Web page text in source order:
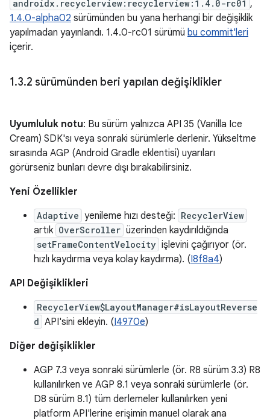
androidx.recyclerview:recyclerview:1.4.0-rc01 ,
1.4.0-alpha02 sürümünden bu yana herhangi bir değişiklik
yapılmadan yayınlandı. 1.4.0-rc01 sürümü bu commit'leri
içerir.
1.3.2 sürümünden beri yapılan değişiklikler
Uyumluluk notu: Bu sürüm yalnızca API 35 (Vanilla Ice
Cream) SDK'sı veya sonraki sürümlerle derlenir. Yükseltme
sırasında AGP (Android Gradle eklentisi) uyarıları
görürseniz bunları devre dışı bırakabilirsiniz.
Yeni Özellikler
Adaptive yenileme hızı desteği: RecyclerView
artık OverScroller üzerinden kaydırıldığında
setFrameContentVelocity işlevini çağırıyor (ör.
hızlı kaydırma veya kolay kaydırma). (I8f8a4)
API Değişiklikleri
RecyclerView$LayoutManager#isLayoutReverse
d API'sini ekleyin. (I4970e)
Diğer değişiklikler
AGP 7.3 veya sonraki sürümlerle (ör. R8 sürüm 3.3) R8
kullanılırken ve AGP 8.1 veya sonraki sürümlerle (ör.
D8 sürüm 8.1) tüm derlemeler kullanılırken yeni
platform API'lerine erişimin manuel olarak ana